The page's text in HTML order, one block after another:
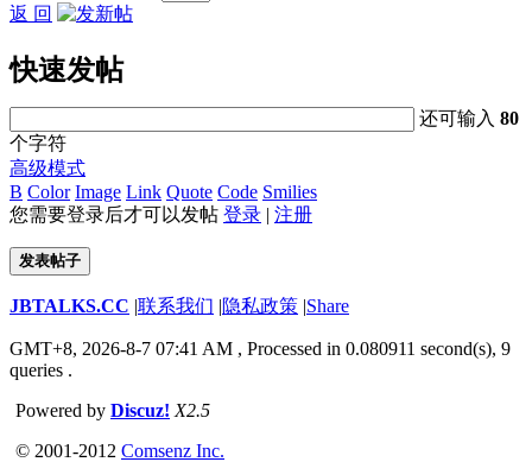
返 回
快速发帖
还可输入80
个字符
高级模式
B Color Image Link Quote Code Smilies
您需要登录后才可以发帖 登录 | 注册
发表帖子
JBTALKS.CC |联系我们 |隐私政策 |Share
GMT+8, 2026-8-7 07:41 AM , Processed in 0.080911 second(s), 9
queries .
Powered by Discuz! X2.5
© 2001-2012 Comsenz Inc.